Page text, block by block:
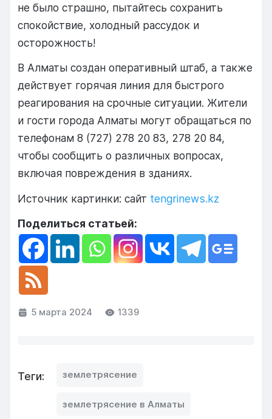
не было страшно, пытайтесь сохранить
спокойствие, холодный рассудок и
осторожность!
В Алматы создан оперативный штаб, а также
действует горячая линия для быстрого
реагирования на срочные ситуации. Жители
и гости города Алматы могут обращаться по
телефонам 8 (727) 278 20 83, 278 20 84,
чтобы сообщить о различных вопросах,
включая повреждения в зданиях.
Источник картинки: сайт tengrinews.kz
Поделиться статьей:
5 марта 2024 1339
Теги: землетрясение
землетрясение в Алматы